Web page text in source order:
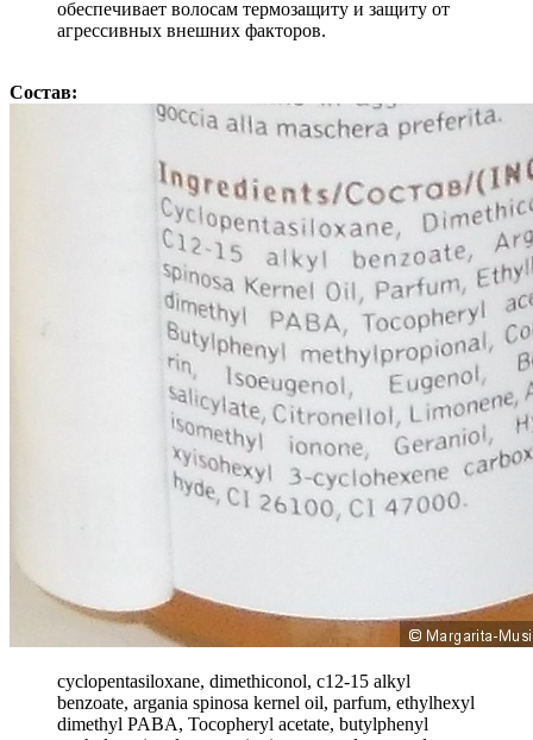
обеспечивает волосам термозащиту и защиту от
агрессивных внешних факторов.
Состав:
cyclopentasiloxane, dimethiconol, c12-15 alkyl
benzoate, argania spinosa kernel oil, parfum, ethylhexyl
dimethyl PABA, Tocopheryl acetate, butylphenyl